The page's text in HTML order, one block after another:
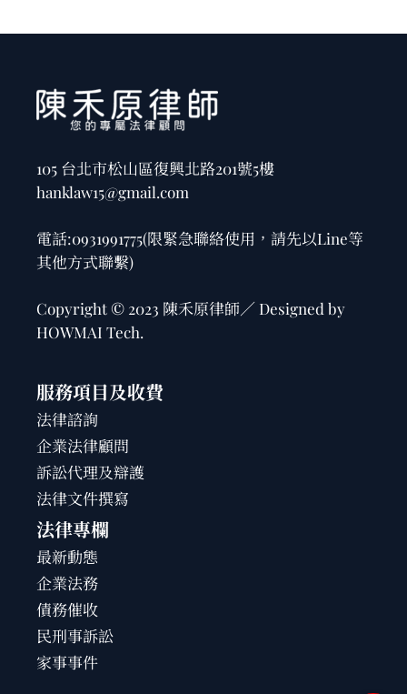
105 台北市松山區復興北路201號5樓
hanklaw15@gmail.com
電話:0931991775(限緊急聯絡使用，請先以Line等
其他方式聯繫)
Copyright © 2023 陳禾原律師／ Designed by
HOWMAI Tech.
服務項目及收費
法律諮詢
企業法律顧問
訴訟代理及辯護
法律文件撰寫
法律專欄
最新動態
企業法務
債務催收
民刑事訴訟
家事事件